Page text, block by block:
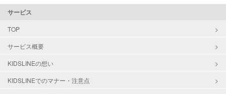
サービス
TOP
サービス概要
KIDSLINEの想い
KIDSLINEでのマナー・注意点